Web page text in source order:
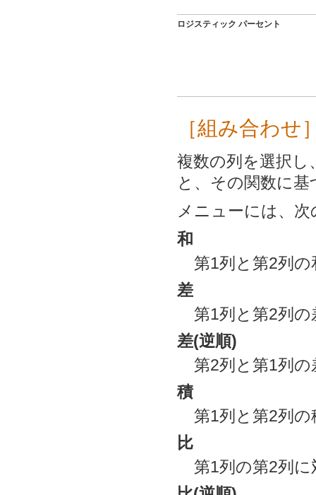
ロジスティック パーセント
［組み合わせ
複数の列を選択し
と、その関数に
メニューには、
和
第1列と第2列
差
第1列と第2列
差(逆順)
第2列と第1列
積
第1列と第2列
比
第1列の第2列